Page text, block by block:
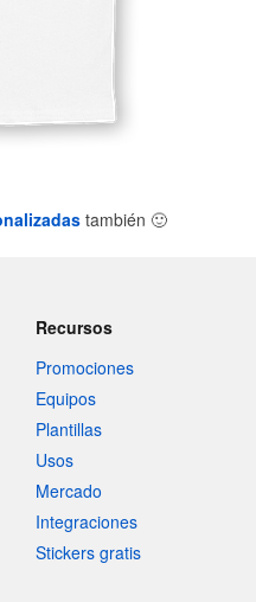
también 🙂
Recursos
Promociones
Equipos
Plantillas
Usos
Mercado
Integraciones
Stickers gratis